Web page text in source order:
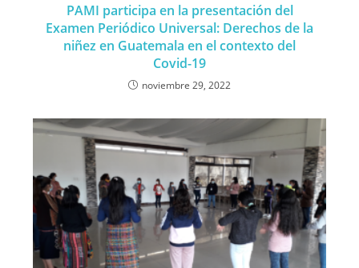
PAMI participa en la presentación del
Examen Periódico Universal: Derechos de la
niñez en Guatemala en el contexto del
Covid-19
noviembre 29, 2022